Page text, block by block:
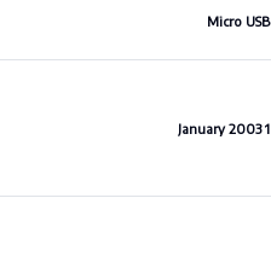
Micro USB
1 January 2003